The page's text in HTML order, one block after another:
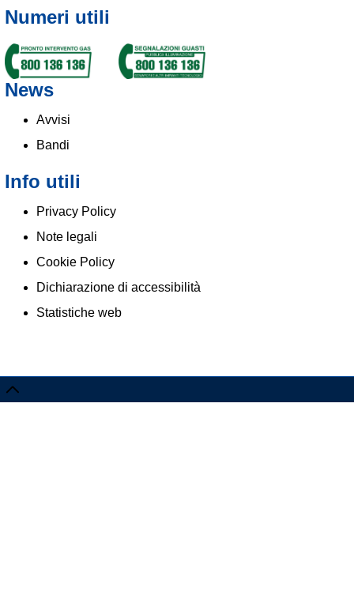
Numeri utili
News
Avvisi
Bandi
Info utili
Privacy Policy
Note legali
Cookie Policy
Dichiarazione di accessibilità
Statistiche web